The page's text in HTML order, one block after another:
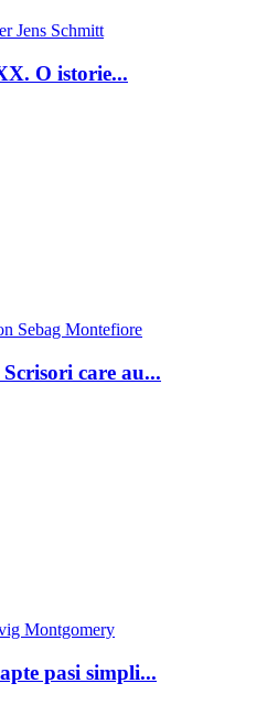
Jens Schmitt
O istorie...
Sebag Montefiore
care au...
Montgomery
pasi simpli...